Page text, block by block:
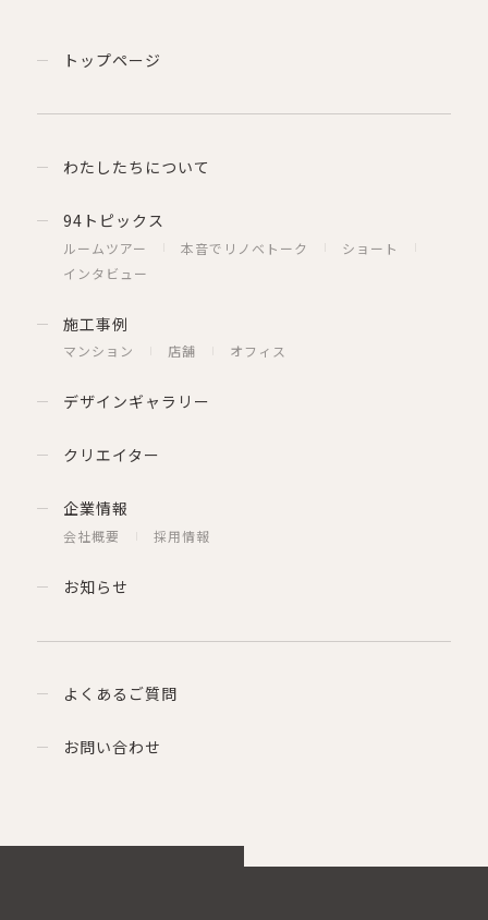
トップページ
わたしたちについて
94トピックス
ルームツアー 本音でリノベトーク
ショート
インタビュー
施工事例
マンション 店舗 オフィス
デザインギャラリー
クリエイター
企業情報
会社概要 採用情報
お知らせ
よくあるご質問
お問い合わせ